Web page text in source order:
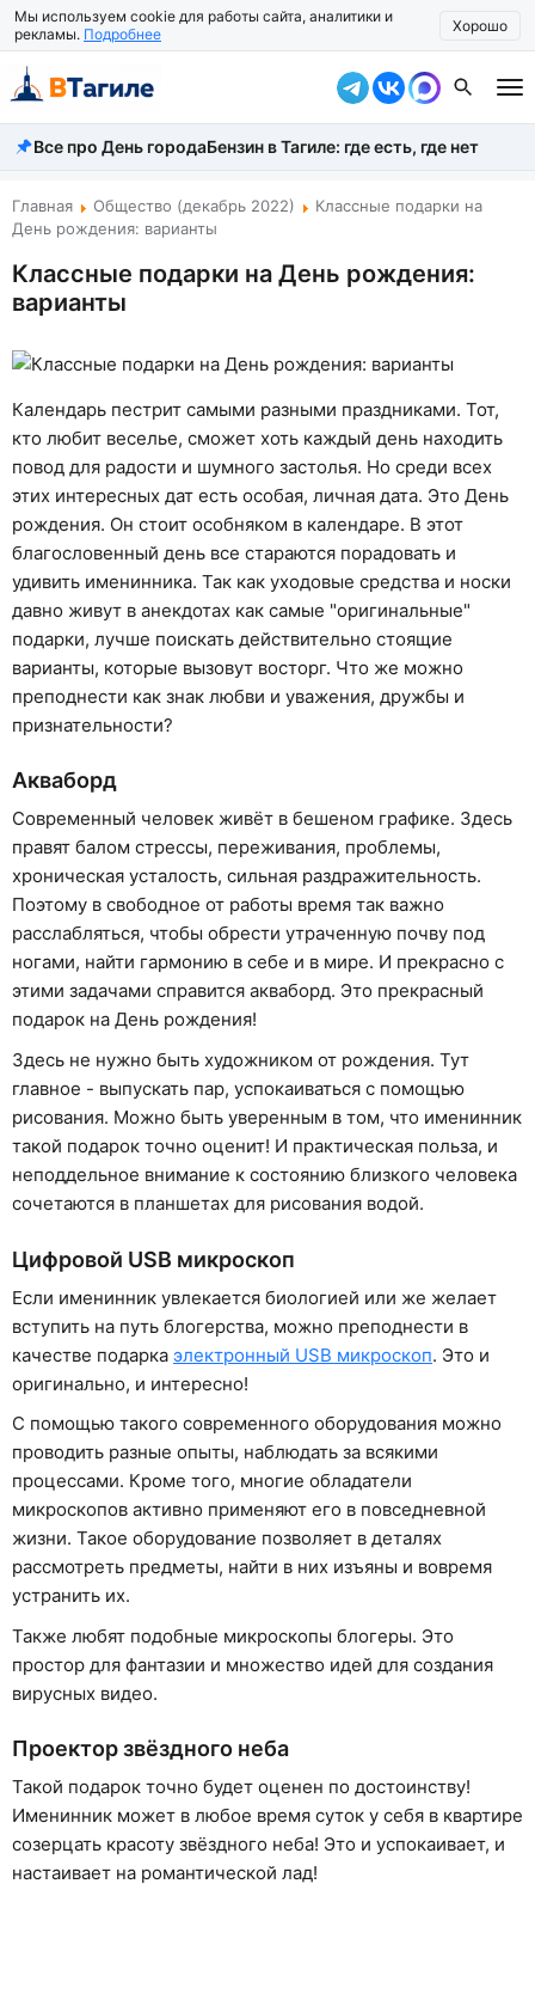
Мы используем cookie для работы сайта, аналитики и
рекламы. Подробнее Хорошо
Все новости
Происшествия
Власть
Жизнь
Общество
Рассказать новость
Все про День городаБензин в Тагиле: где есть, где нет
Главная Общество (декабрь 2022)
Классные подарки на
День рождения: варианты
Классные подарки на День рождения:
варианты
Календарь пестрит самыми разными праздниками. Тот,
кто любит веселье, сможет хоть каждый день находить
повод для радости и шумного застолья. Но среди всех
этих интересных дат есть особая, личная дата. Это День
рождения. Он стоит особняком в календаре. В этот
благословенный день все стараются порадовать и
удивить именинника. Так как уходовые средства и носки
давно живут в анекдотах как самые "оригинальные"
подарки, лучше поискать действительно стоящие
варианты, которые вызовут восторг. Что же можно
преподнести как знак любви и уважения, дружбы и
признательности?
Акваборд
Современный человек живёт в бешеном графике. Здесь
правят балом стрессы, переживания, проблемы,
хроническая усталость, сильная раздражительность.
Поэтому в свободное от работы время так важно
расслабляться, чтобы обрести утраченную почву под
ногами, найти гармонию в себе и в мире. И прекрасно с
этими задачами справится акваборд. Это прекрасный
подарок на День рождения!
Здесь не нужно быть художником от рождения. Тут
главное - выпускать пар, успокаиваться с помощью
рисования. Можно быть уверенным в том, что именинник
такой подарок точно оценит! И практическая польза, и
неподдельное внимание к состоянию близкого человека
сочетаются в планшетах для рисования водой.
Цифровой USB микроскоп
Если именинник увлекается биологией или же желает
вступить на путь блогерства, можно преподнести в
качестве подарка электронный USB микроскоп. Это и
оригинально, и интересно!
С помощью такого современного оборудования можно
проводить разные опыты, наблюдать за всякими
процессами. Кроме того, многие обладатели
микроскопов активно применяют его в повседневной
жизни. Такое оборудование позволяет в деталях
рассмотреть предметы, найти в них изъяны и вовремя
устранить их.
Также любят подобные микроскопы блогеры. Это
простор для фантазии и множество идей для создания
вирусных видео.
Проектор звёздного неба
Такой подарок точно будет оценен по достоинству!
Именинник может в любое время суток у себя в квартире
созерцать красоту звёздного неба! Это и успокаивает, и
настаивает на романтической лад!